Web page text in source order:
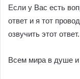
Если у Вас есть
ответ и я тот
озвучить этот ответ.
Всем мира в душе